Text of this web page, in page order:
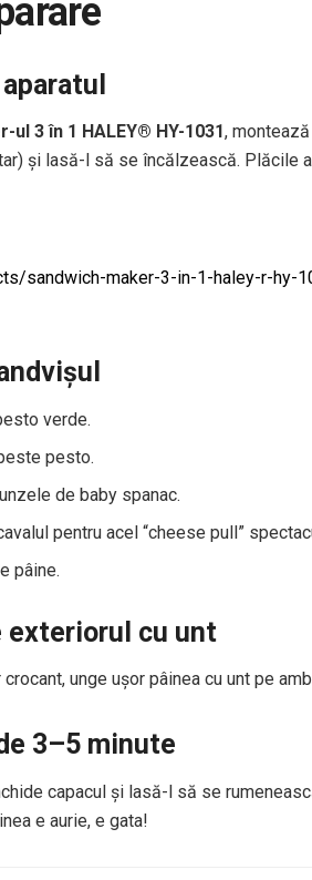
ul 3 în 1 HALEY® HY-1031,
și lasă-l să se încălzească. Plăcile
sandwich-maker-3-in-1-haley-r-hy-
verde.
pesto.
de baby spanac.
pentru acel “cheese pull”
pâine.
exteriorul cu unt
unge ușor pâinea cu unt pe
3–5 minute
capacul și lasă-l să se
e aurie, e gata!